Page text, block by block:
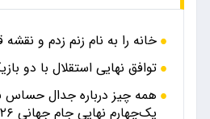
خانه را به نام زنم زدم و
توافق نهایی استقلال با دو
همه چیز درباره جدال حساس
یک‌چهارم نهایی جام جهانی ۲۰۲۶